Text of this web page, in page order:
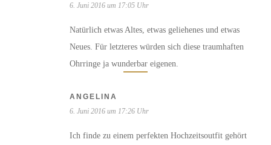
6. Juni 2016 um 17:05 Uhr
Natürlich etwas Altes, etwas geliehenes und etwas
Neues. Für letzteres würden sich diese traumhaften
Ohrringe ja wunderbar eigenen.
ANGELINA
6. Juni 2016 um 17:26 Uhr
Ich finde zu einem perfekten Hochzeitsoutfit gehört